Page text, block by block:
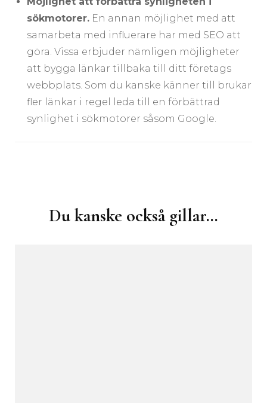
sökmotorer. En annan möjlighet med att
samarbeta med influerare har med SEO att
göra. Vissa erbjuder nämligen möjligheter
att bygga länkar tillbaka till ditt företags
webbplats. Som du kanske känner till brukar
fler länkar i regel leda till en förbättrad
synlighet i sökmotorer såsom Google.
Du kanske också gillar…